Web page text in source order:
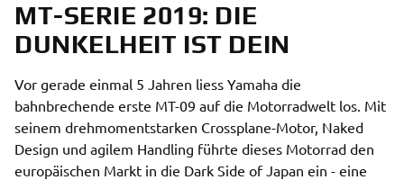
MT-SERIE 2019: DIE
DUNKELHEIT IST DEIN
Vor gerade einmal 5 Jahren liess Yamaha die
bahnbrechende erste MT-09 auf die Motorradwelt los. Mit
seinem drehmomentstarken Crossplane-Motor, Naked
Design und agilem Handling führte dieses Motorrad den
europäischen Markt in die Dark Side of Japan ein - eine